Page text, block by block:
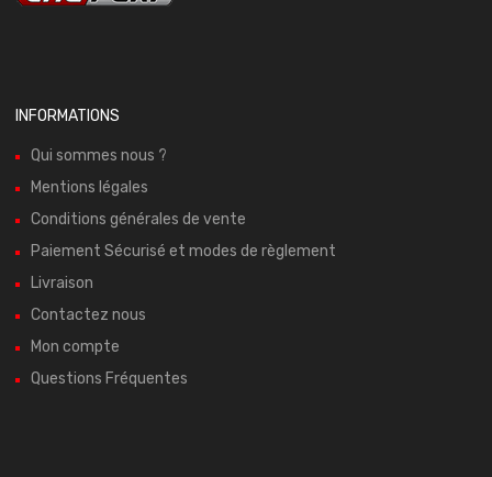
INFORMATIONS
Qui sommes nous ?
Mentions légales
Conditions générales de vente
Paiement Sécurisé et modes de règlement
Livraison
Contactez nous
Mon compte
Questions Fréquentes